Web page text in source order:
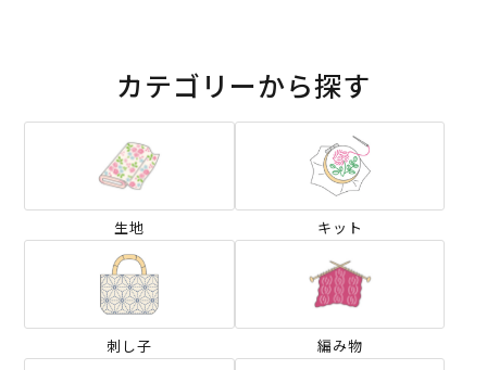
カテゴリーから探す
生地 キット
刺し子 編み物